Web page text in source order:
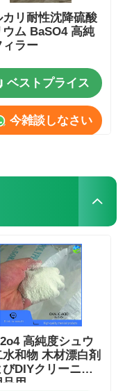
カリ耐性沈降硫酸
ウム BaSO4 高純
ィラー
ベストプライス
今雑談しなさい
高純度シュウ
和物 木材漂白剤
びDIYクリーニン
品用